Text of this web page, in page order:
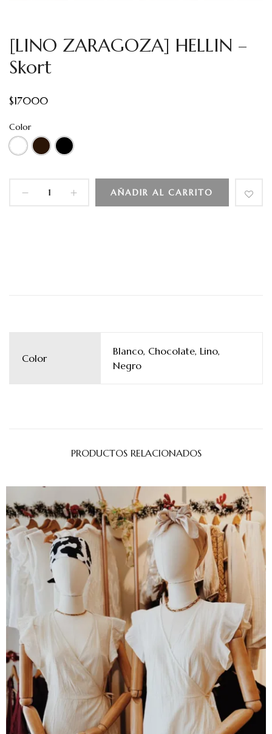
[LINO ZARAGOZA] HELLIN –
Skort
$17000
Color
AÑADIR AL CARRITO
Color
Blanco, Chocolate, Lino,
Negro
PRODUCTOS RELACIONADOS